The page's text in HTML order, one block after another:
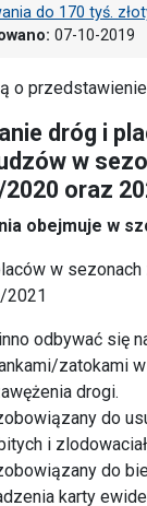
do 170 tyś.
07-10-2019
o
dróg i
w
oraz
obejmuje w
w
2021
odbywać się
zatokami
drogi.
do
i
do
karty